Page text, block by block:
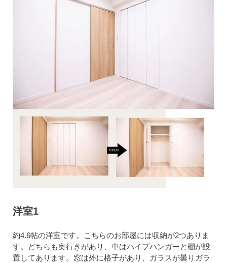
洋室1
約4.6帖の洋室です。こちらのお部屋には収納が2つありま
す。どちらも奥行きがあり、中はパイプハンガーと棚が設
置してあります。窓は外に格子があり、ガラスが曇りガラ